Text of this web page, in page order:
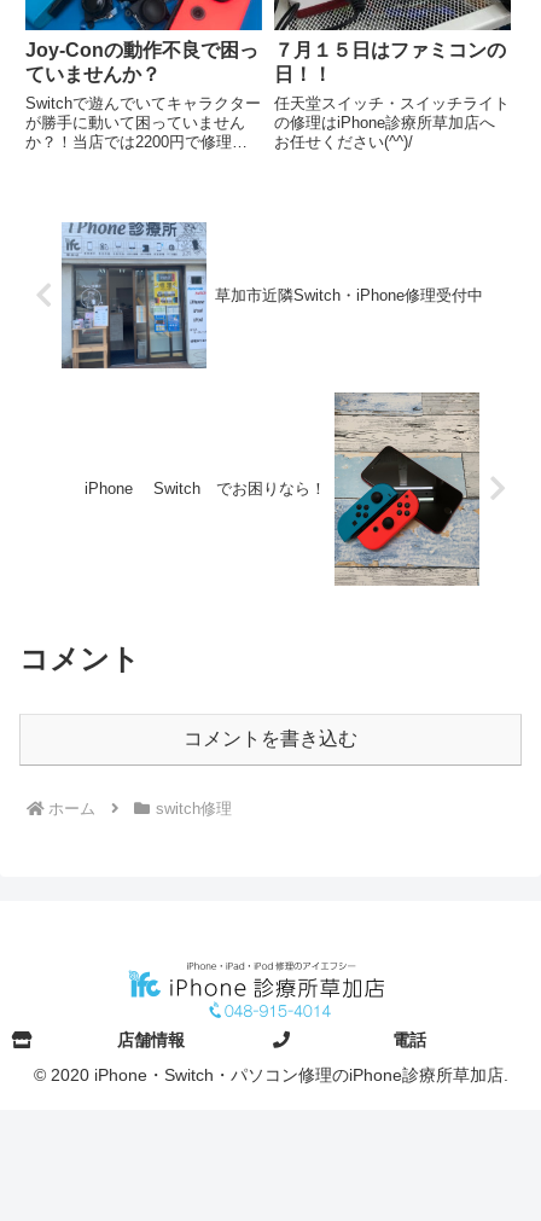
Joy-Conの動作不良で困っ
ていませんか？
Switchで遊んでいてキャラクター
が勝手に動いて困っていません
か？！当店では2200円で修理さ
度ご相談ください!(^^)!
７月１５日はファミコンの
日！！
任天堂スイッチ・スイッチライト
の修理はiPhone診療所草加店へ
お任せください(^^)/
草加市近隣Switch・iPhone修理受付中
iPhone Switch でお困りなら！
コメント
コメントを書き込む
ホーム switch修理
店舗情報 電話
© 2020 iPhone・Switch・パソコン修理のiPhone診療所草加店.